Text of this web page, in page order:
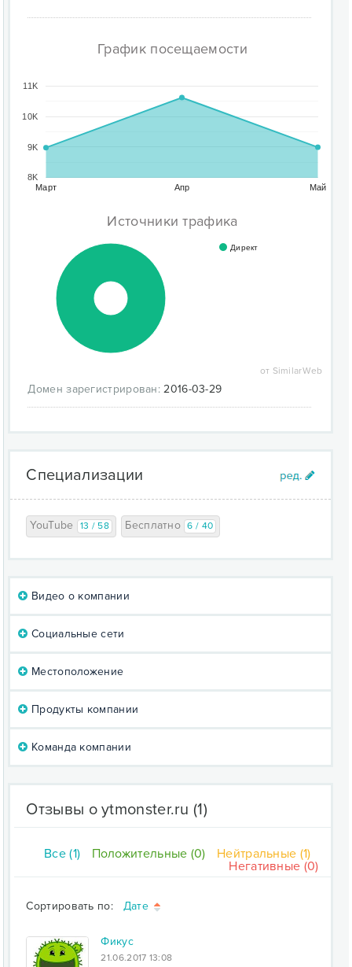
График посещаемости
Март Апр Май
8K
9K
10K
11K
Источники трафика
Директ
от SimilarWeb
Домен зарегистрирован: 2016-03-29
Специализации
YouTube 13 / 58 Бесплатно 6 / 40
Видео о компании
Социальные сети
Местоположение
Продукты компании
Команда компании
Отзывы о ytmonster.ru (1)
Все (1) Положительные (0)
Нейтральные (1)
Негативные (0)
Сортировать по: Дате
Фикус
21.06.2017 13:08